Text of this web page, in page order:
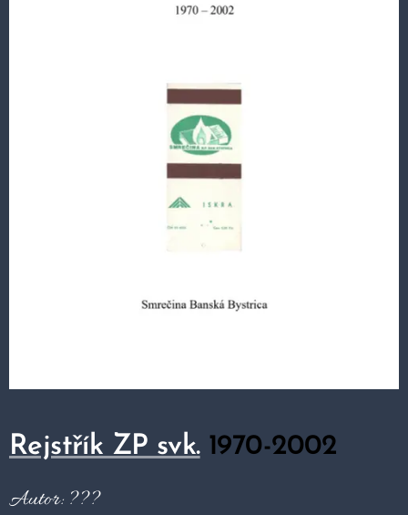
Rejstřík ZP svk. 1970-2002
Autor: ???